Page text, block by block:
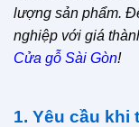
lượng sản phẩm.
nghiệp với giá
Cửa gỗ Sài Gòn!
1. Yêu cầu khi